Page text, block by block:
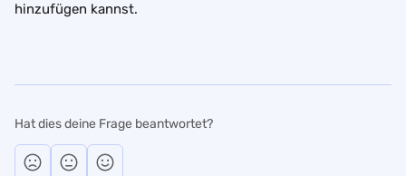
hinzufügen kannst.
Hat dies deine Frage beantwortet?